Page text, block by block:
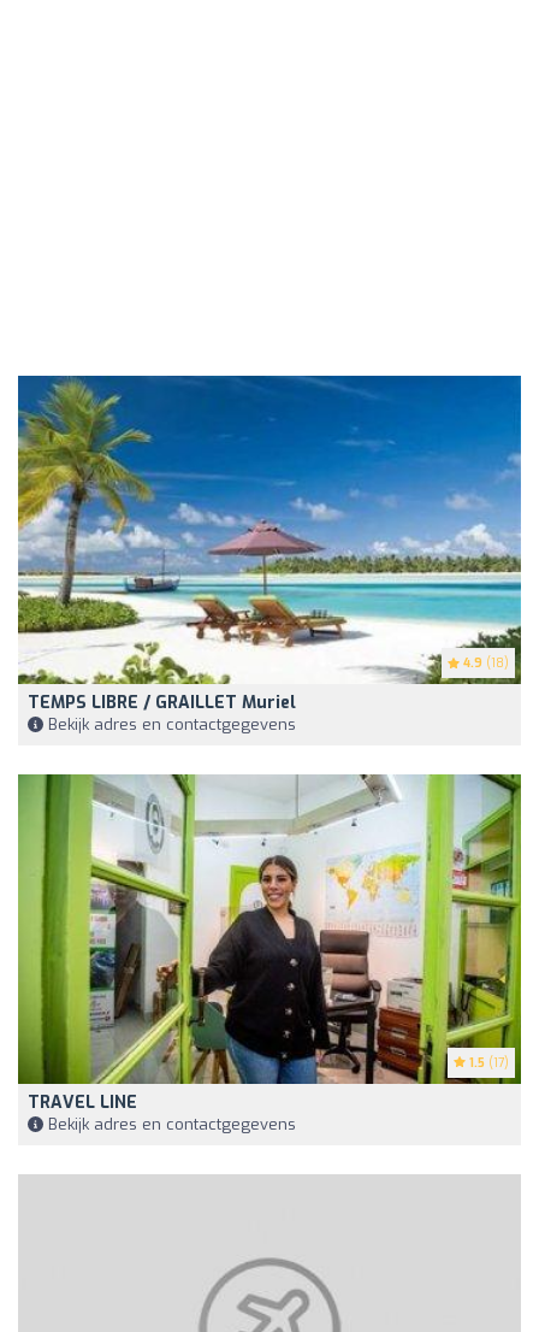
4.9 (18)
TEMPS LIBRE / GRAILLET Muriel
Bekijk adres en contactgegevens
1.5 (17)
TRAVEL LINE
Bekijk adres en contactgegevens